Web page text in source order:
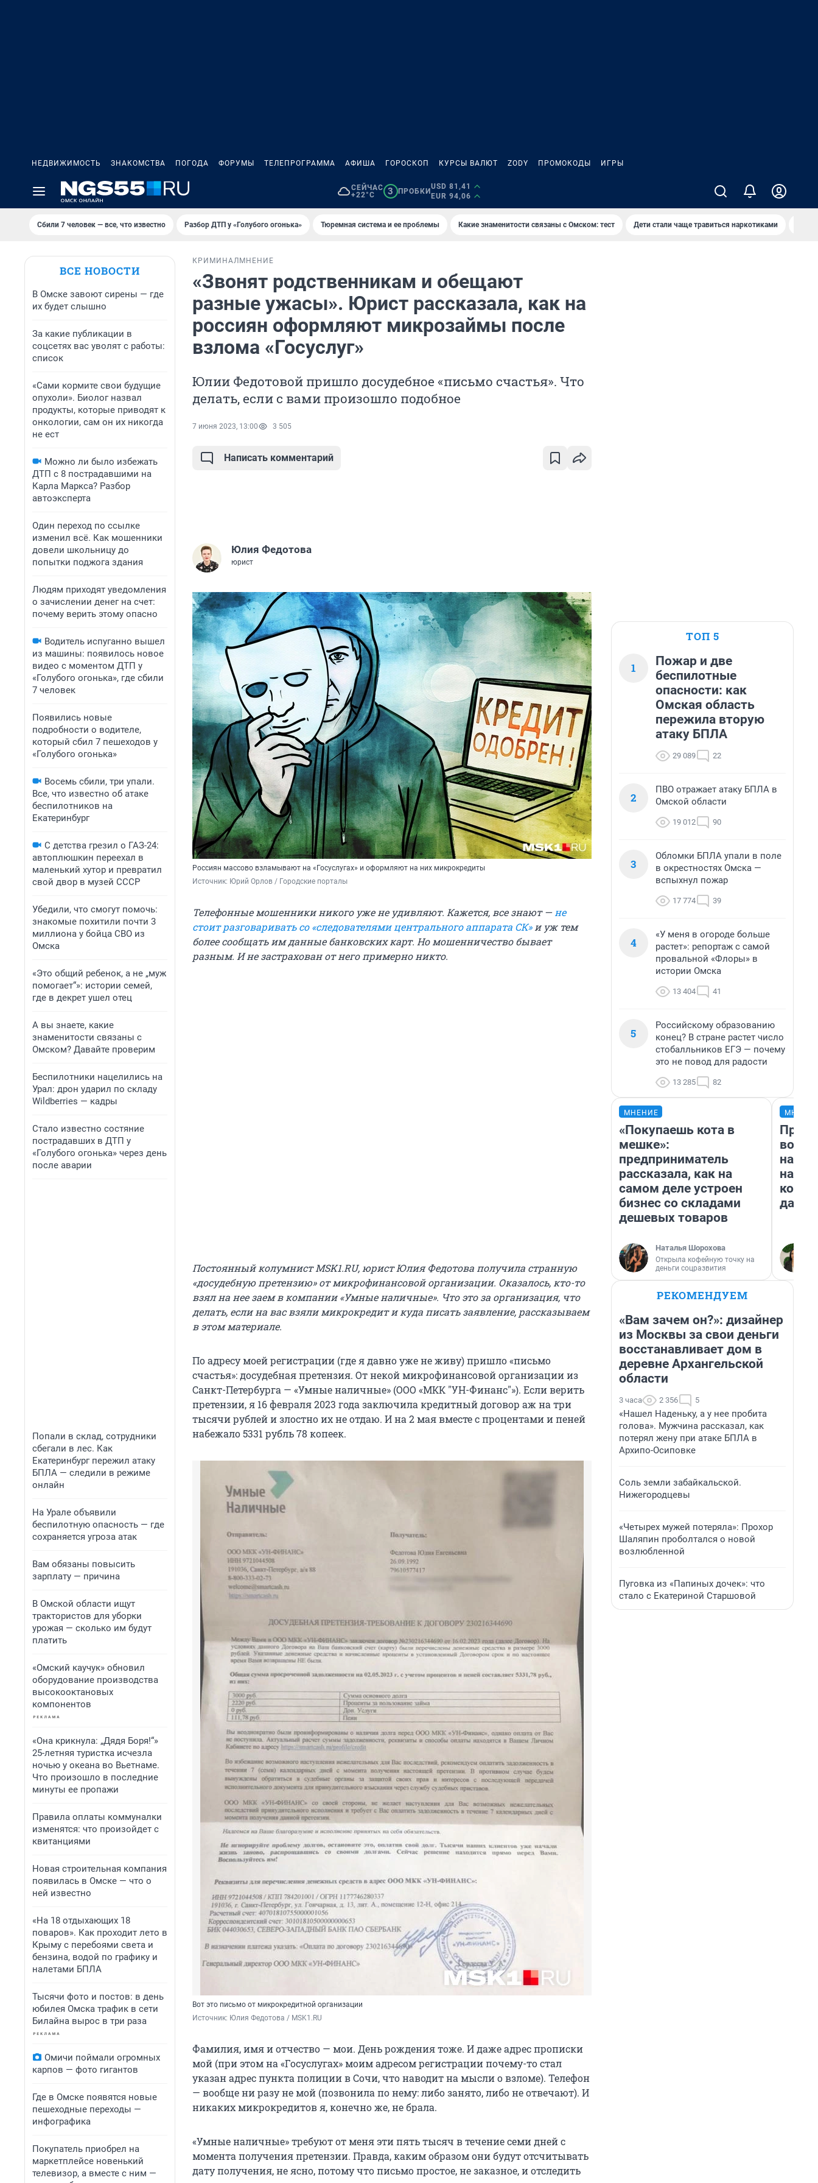
НЕДВИЖИМОСТЬ ЗНАКОМСТВА ПОГОДА ФОРУМЫ ТЕЛЕПРОГРАММА АФИША ГОРОСКОП КУРСЫ ВАЛЮТ ZODY ПРОМОКОДЫ ИГРЫ
СЕЙЧАС
+22°C
3 ПРОБКИ
USD 81,41
EUR 94,06
Сбили 7 человек — все, что известно Разбор ДТП у «Голубого огонька» Тюремная система и ее проблемы Какие знаменитости связаны с Омском: тест Дети стали чаще травиться наркотиками
ВСЕ НОВОСТИ
В Омске завоют сирены — где
их будет слышно
За какие публикации в
соцсетях вас уволят с работы:
список
«Сами кормите свои будущие
опухоли». Биолог назвал
продукты, которые приводят к
онкологии, сам он их никогда
не ест
Можно ли было избежать
ДТП с 8 пострадавшими на
Карла Маркса? Разбор
автоэксперта
Один переход по ссылке
изменил всё. Как мошенники
довели школьницу до
попытки поджога здания
Людям приходят уведомления
о зачислении денег на счет:
почему верить этому опасно
Водитель испуганно вышел
из машины: появилось новое
видео с моментом ДТП у
«Голубого огонька», где сбили
7 человек
Появились новые
подробности о водителе,
который сбил 7 пешеходов у
«Голубого огонька»
Восемь сбили, три упали.
Все, что известно об атаке
беспилотников на
Екатеринбург
С детства грезил о ГАЗ-24:
автоплюшкин переехал в
маленький хутор и превратил
свой двор в музей СССР
Убедили, что смогут помочь:
знакомые похитили почти 3
миллиона у бойца СВО из
Омска
«Это общий ребенок, а не „муж
помогает“»: истории семей,
где в декрет ушел отец
А вы знаете, какие
знаменитости связаны с
Омском? Давайте проверим
Беспилотники нацелились на
Урал: дрон ударил по складу
Wildberries — кадры
Стало известно состяние
пострадавших в ДТП у
«Голубого огонька» через день
после аварии
Попали в склад, сотрудники
сбегали в лес. Как
Екатеринбург пережил атаку
БПЛА — следили в режиме
онлайн
На Урале объявили
беспилотную опасность — где
сохраняется угроза атак
Вам обязаны повысить
зарплату — причина
В Омской области ищут
трактористов для уборки
урожая — сколько им будут
платить
«Омский каучук» обновил
оборудование производства
высокооктановых
компонентов
«Она крикнула: „Дядя Боря!“»
25-летняя туристка исчезла
ночью у океана во Вьетнаме.
Что произошло в последние
минуты ее пропажи
Правила оплаты коммуналки
изменятся: что произойдет с
квитанциями
Новая строительная компания
появилась в Омске — что о
ней известно
«На 18 отдыхающих 18
поваров». Как проходит лето в
Крыму с перебоями света и
бензина, водой по графику и
налетами БПЛА
Тысячи фото и постов: в день
юбилея Омска трафик в сети
Билайна вырос в три раза
Омичи поймали огромных
карпов — фото гигантов
Где в Омске появятся новые
пешеходные переходы —
инфографика
Покупатель приобрел на
маркетплейсе новенький
телевизор, а вместе с ним —
КРИМИНАЛ МНЕНИЕ
«Звонят родственникам и обещают
разные ужасы». Юрист рассказала, как на
россиян оформляют микрозаймы после
взлома «Госуслуг»
Юлии Федотовой пришло досудебное «письмо счастья». Что
делать, если с вами произошло подобное
7 июня 2023, 13:00 3 505
Написать комментарий
Юлия Федотова
юрист
Россиян массово взламывают на «Госуслугах» и оформляют на них микрокредиты
Источник: Юрий Орлов / Городские порталы
Телефонные мошенники никого уже не удивляют. Кажется, все знают — не
стоит разговаривать со «следователями центрального аппарата СК»и уж тем
более сообщать им данные банковских карт. Но мошенничество бывает
разным. И не застрахован от него примерно никто.
Постоянный колумнист MSK1.RU, юрист Юлия Федотова получила странную
«досудебную претензию» от микрофинансовой организации. Оказалось, кто-то
взял на нее заем в компании «Умные наличные». Что это за организация, что
делать, если на вас взяли микрокредит и куда писать заявление, рассказываем
в этом материале.
По адресу моей регистрации (где я давно уже не живу) пришло «письмо
счастья»: досудебная претензия. От некой микрофинансовой организации из
Санкт-Петербурга — «Умные наличные» (ООО «МКК "УН-Финанс"»). Если верить
претензии, я 16 февраля 2023 года заключила кредитный договор аж на три
тысячи рублей и злостно их не отдаю. И на 2 мая вместе с процентами и пеней
набежало 5331 рубль 78 копеек.
Вот это письмо от микрокредитной организации
Источник: Юлия Федотова / MSK1.RU
Фамилия, имя и отчество — мои. День рождения тоже. И даже адрес прописки
мой (при этом на «Госуслугах» моим адресом регистрации почему-то стал
указан адрес пункта полиции в Сочи, что наводит на мысли о взломе). Телефон
— вообще ни разу не мой (позвонила по нему: либо занято, либо не отвечают). И
никаких микрокредитов я, конечно же, не брала.
«Умные наличные» требуют от меня эти пять тысяч в течение семи дней с
момента получения претензии. Правда, каким образом они будут отсчитывать
дату получения, не ясно, потому что письмо простое, не заказное, и отследить
ТОП 5
1
Пожар и две
беспилотные
опасности: как
Омская область
пережила вторую
атаку БПЛА
29 089 22
2
ПВО отражает атаку БПЛА в
Омской области
19 012 90
3
Обломки БПЛА упали в поле
в окрестностях Омска —
вспыхнул пожар
17 774 39
4
«У меня в огороде больше
растет»: репортаж с самой
провальной «Флоры» в
истории Омска
13 404 41
5
Российскому образованию
конец? В стране растет число
стобалльников ЕГЭ — почему
это не повод для радости
13 285 82
МНЕНИЕ
«Покупаешь кота в
мешке»:
предприниматель
рассказала, как на
самом деле устроен
бизнес со складами
дешевых товаров
Наталья Шорохова
Открыла кофейную точку на
деньги соцразвития
нам
даже
РЕКОМЕНДУЕМ
«Вам зачем он?»: дизайнер
из Москвы за свои деньги
восстанавливает дом в
деревне Архангельской
области
3 часа 2 356 5
«Нашел Наденьку, а у нее пробита
голова». Мужчина рассказал, как
потерял жену при атаке БПЛА в
Архипо-Осиповке
Соль земли забайкальской.
Нижегородцевы
«Четырех мужей потеряла»: Прохор
Шаляпин проболтался о новой
возлюбленной
Пуговка из «Папиных дочек»: что
стало с Екатериной Старшовой